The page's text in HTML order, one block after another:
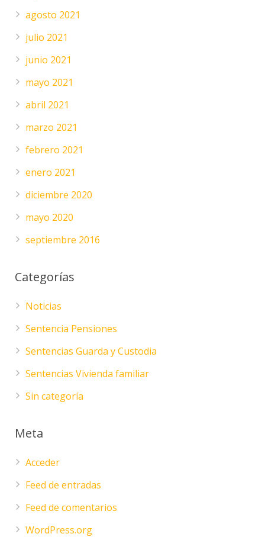
agosto 2021
julio 2021
junio 2021
mayo 2021
abril 2021
marzo 2021
febrero 2021
enero 2021
diciembre 2020
mayo 2020
septiembre 2016
Categorías
Noticias
Sentencia Pensiones
Sentencias Guarda y Custodia
Sentencias Vivienda familiar
Sin categoría
Meta
Acceder
Feed de entradas
Feed de comentarios
WordPress.org